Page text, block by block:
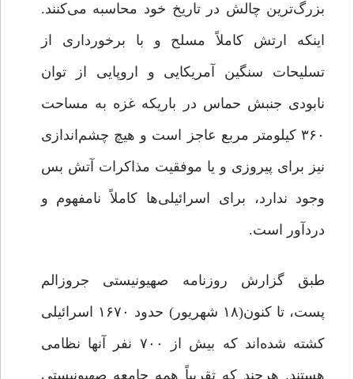
بزرگ‌ترین چالش در تاریخ خود محاسبه می‌کنند.
اینکه ارتش کاملاً مسلح و با برخورداری از
تسلیحات سنگین آمریکایی و اروپایی از توان
نابودی جنبش حماس در باریکه غزه به مساحت
۳۶۰ کیلومتر مربع عاجز است و هیچ چشم‌اندازی
نیز برای پیروزی و یا موفقیت مذاکرات آتش بس
وجود ندارد، برای اسرائیلی‌ها کاملاً نامفهوم و
دردآور است.
طبق گزارش روزنامه صهیونیستی جروزالم
پست، تا کنون(۱۸ شهریور) حدود ۱۶۷۰ اسرائیلی
کشته شده‌اند که بیش از ۷۰۰ نفر آنها نظامی
هستند. هرچند که تقریباً همه جامعه صهیونیستی